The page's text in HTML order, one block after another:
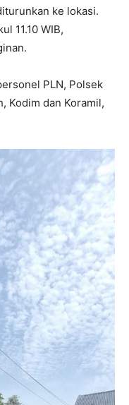
ke lokasi.
11.10 WIB,
PLN, Polsek
Kodim dan Koramil,